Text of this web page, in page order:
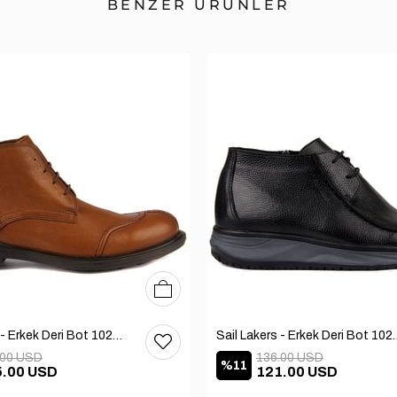
BENZER ÜRÜNLER
Sail Lakers - Erkek Deri Bot 102-1599-1458
USD
USD
40 41
Sail Lakers
%11 121.00 USD
136.00 USD